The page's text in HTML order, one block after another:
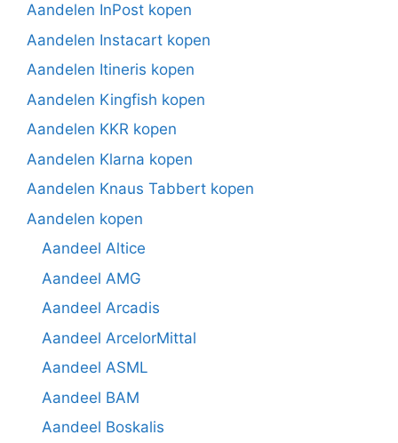
Aandelen InPost kopen
Aandelen Instacart kopen
Aandelen Itineris kopen
Aandelen Kingfish kopen
Aandelen KKR kopen
Aandelen Klarna kopen
Aandelen Knaus Tabbert kopen
Aandelen kopen
Aandeel Altice
Aandeel AMG
Aandeel Arcadis
Aandeel ArcelorMittal
Aandeel ASML
Aandeel BAM
Aandeel Boskalis